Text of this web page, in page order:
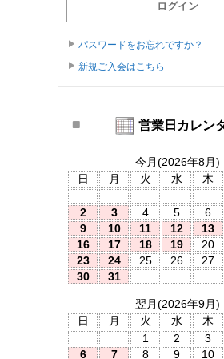
パスワードをお忘れですか？
新規ご入会はこちら
営業日カレン
今月(2026年8月)
日
月 火 水 木
2
3 4 5 6
9
10 11 12 13
16
17 18 19 20
23
24 25 26 27
30
31
翌月(2026年9月)
日
月 火 水 木
1
2 3
6
7 8 9 10